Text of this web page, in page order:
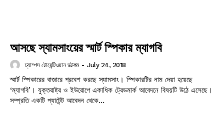
আসছে স্যামসাংয়ের স্মার্ট স্পিকার ম্যাগবি
চ্যাম্পস টোয়েন্টিওয়ান ডটকম - July 24, 2018
স্মার্ট স্পিকারের বাজারে প্রবেশ করছে স্যামসাং। স্পিকারটির নাম দেয়া হয়েছে
‘ম্যাগবি’। যুক্তরাষ্ট্র ও ইউরোপে একাধিক ট্রেডমার্ক আবেদনে বিষয়টি উঠে এসেছে।
সম্প্রতি একটি প্যাটেন্ট আবেদন থেকে...